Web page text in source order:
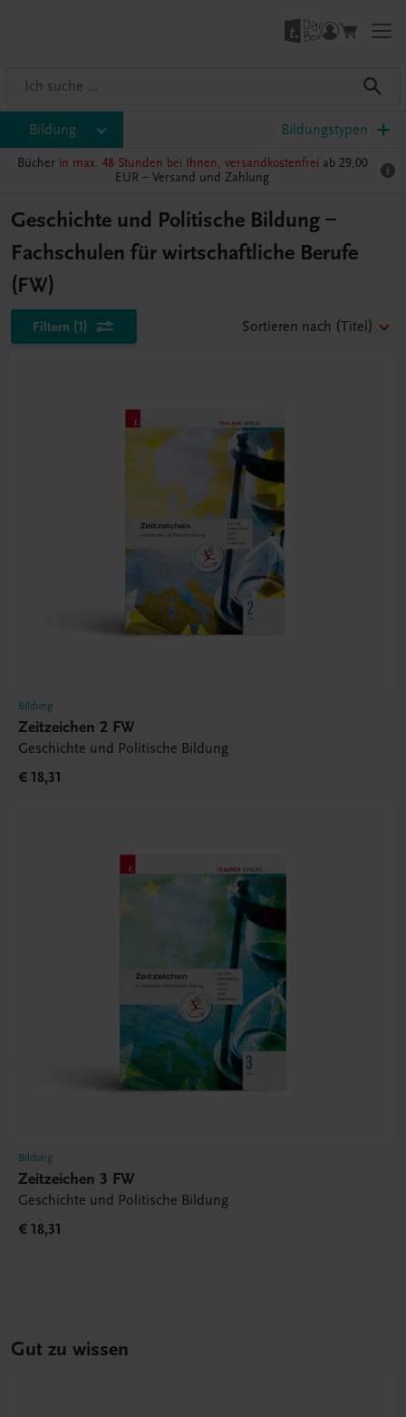
Bildung Bildungstypen
Bücher in max. 48 Stunden bei Ihnen, versandkostenfrei ab 29,00
EUR – Versand und Zahlung
Geschichte und Politische Bildung –
Fachschulen für wirtschaftliche Berufe
(FW)
Filtern (1) Sortieren nach (Titel)
Bildung
Zeitzeichen 2 FW
Geschichte und Politische Bildung
€ 18,31
Bildung
Zeitzeichen 3 FW
Geschichte und Politische Bildung
€ 18,31
Gut zu wissen